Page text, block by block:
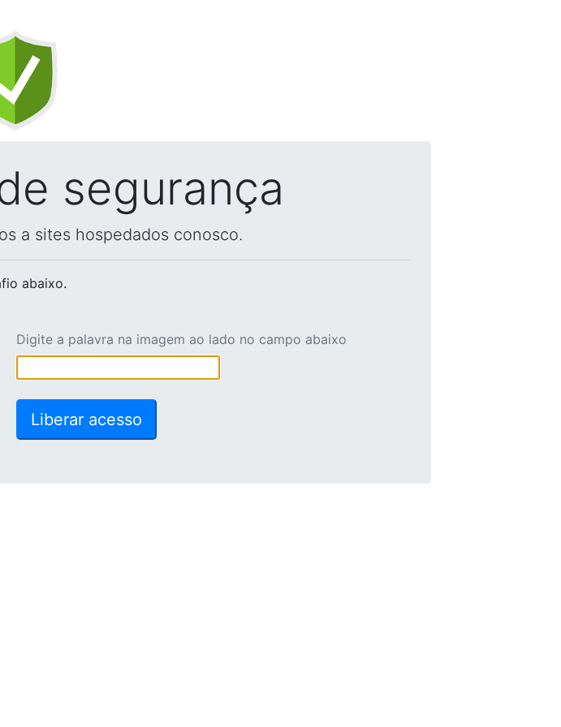
segurança
a sites hospedados conosco.
abaixo.
Digite a palavra na imagem ao lado no campo abaixo